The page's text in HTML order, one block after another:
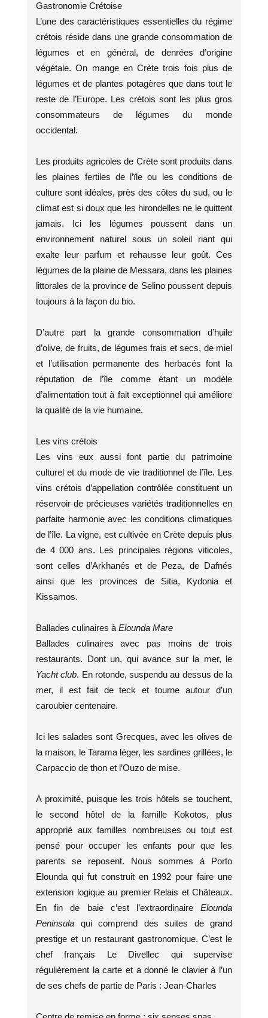
Gastronomie Crétoise
L’une des caractéristiques essentielles du régime
crétois réside dans une grande consommation de
légumes et en général, de denrées d’origine
végétale. On mange en Crète trois fois plus de
légumes et de plantes potagères que dans tout le
reste de l’Europe. Les crétois sont les plus gros
consommateurs de légumes du monde
occidental.
Les produits agricoles de Crète sont produits dans
les plaines fertiles de l’ïle ou les conditions de
culture sont idéales, près des côtes du sud, ou le
climat est si doux que les hirondelles ne le quittent
jamais. Ici les légumes poussent dans un
environnement naturel sous un soleil riant qui
exalte leur parfum et rehausse leur goût. Ces
légumes de la plaine de Messara, dans les plaines
littorales de la province de Selino poussent depuis
toujours à la façon du bio.
D’autre part la grande consommation d’huile
d’olive, de fruits, de légumes frais et secs, de miel
et l’utilisation permanente des herbacés font la
réputation de l’île comme étant un modèle
d’alimentation tout à fait exceptionnel qui améliore
la qualité de la vie humaine.
Les vins crétois
Les vins eux aussi font partie du patrimoine
culturel et du mode de vie traditionnel de l’île. Les
vins crétois d’appellation contrôlée constituent un
réservoir de précieuses variétés traditionnelles en
parfaite harmonie avec les conditions climatiques
de l’île. La vigne, est cultivée en Crète depuis plus
de 4 000 ans. Les principales régions viticoles,
sont celles d’Arkhanés et de Peza, de Dafnés
ainsi que les provinces de Sitia, Kydonia et
Kissamos.
Ballades culinaires à Elounda Mare
Ballades culinaires avec pas moins de trois
restaurants. Dont un, qui avance sur la mer, le
Yacht club. En rotonde, suspendu au dessus de la
mer, il est fait de teck et tourne autour d’un
caroubier centenaire.
Ici les salades sont Grecques, avec les olives de
la maison, le Tarama léger, les sardines grillées, le
Carpaccio de thon et l’Ouzo de mise.
A proximité, puisque les trois hôtels se touchent,
le second hôtel de la famille Kokotos, plus
approprié aux familles nombreuses ou tout est
pensé pour occuper les enfants pour que les
parents se reposent. Nous sommes à Porto
Elounda qui fut construit en 1992 pour faire une
extension logique au premier Relais et Châteaux.
En fin de baie c’est l’extraordinaire Elounda
Peninsula qui comprend des suites de grand
prestige et un restaurant gastronomique. C’est le
chef français Le Divellec qui supervise
régulièrement la carte et a donné le clavier à l’un
de ses chefs de partie de Paris : Jean-Charles